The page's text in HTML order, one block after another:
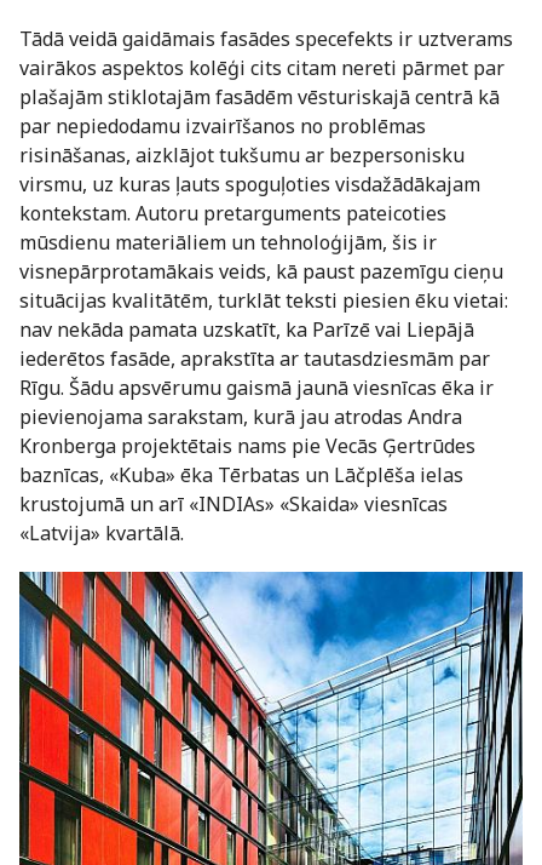
Tādā veidā gaidāmais fasādes specefekts ir uztverams
vairākos aspektos kolēģi cits citam nereti pārmet par
plašajām stiklotajām fasādēm vēsturiskajā centrā kā
par nepiedodamu izvairīšanos no problēmas
risināšanas, aizklājot tukšumu ar bezpersonisku
virsmu, uz kuras ļauts spoguļoties visdažādākajam
kontekstam. Autoru pretarguments pateicoties
mūsdienu materiāliem un tehnoloģijām, šis ir
visnepārprotamākais veids, kā paust pazemīgu cieņu
situācijas kvalitātēm, turklāt teksti piesien ēku vietai:
nav nekāda pamata uzskatīt, ka Parīzē vai Liepājā
iederētos fasāde, aprakstīta ar tautasdziesmām par
Rīgu. Šādu apsvērumu gaismā jaunā viesnīcas ēka ir
pievienojama sarakstam, kurā jau atrodas Andra
Kronberga projektētais nams pie Vecās Ģertrūdes
baznīcas, «Kuba» ēka Tērbatas un Lāčplēša ielas
krustojumā un arī «INDIAs» «Skaida» viesnīcas
«Latvija» kvartālā.